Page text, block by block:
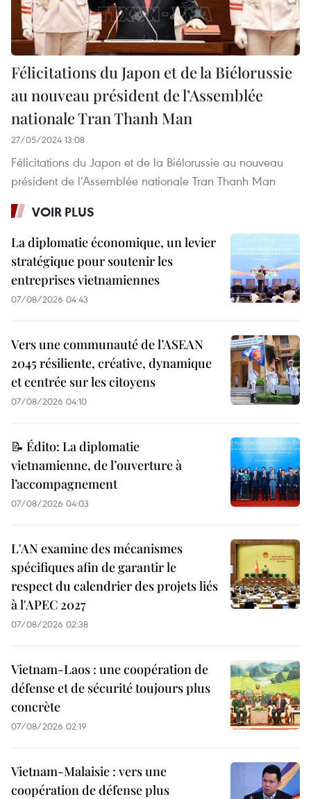
Félicitations du Japon et de la Biélorussie
au nouveau président de l’Assemblée
nationale Tran Thanh Man
27/05/2024 13:08
Félicitations du Japon et de la Biélorussie au nouveau
président de l’Assemblée nationale Tran Thanh Man
VOIR PLUS
La diplomatie économique, un levier
stratégique pour soutenir les
entreprises vietnamiennes
07/08/2026 04:43
Vers une communauté de l’ASEAN
2045 résiliente, créative, dynamique
et centrée sur les citoyens
07/08/2026 04:10
📝 Édito: La diplomatie
vietnamienne, de l’ouverture à
l’accompagnement
07/08/2026 04:03
L'AN examine des mécanismes
spécifiques afin de garantir le
respect du calendrier des projets liés
à l'APEC 2027
07/08/2026 02:38
Vietnam-Laos : une coopération de
défense et de sécurité toujours plus
concrète
07/08/2026 02:19
Vietnam-Malaisie : vers une
coopération de défense plus